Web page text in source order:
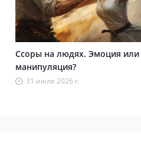
Ссоры на людях. Эмоция или
манипуляция?
31 июля 2026 г.